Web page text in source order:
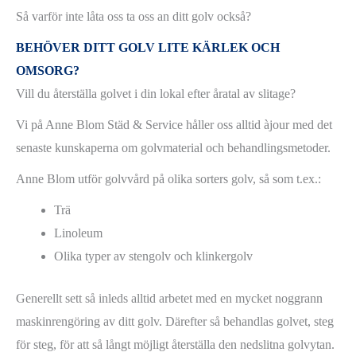
Så varför inte låta oss ta oss an ditt golv också?
BEHÖVER DITT GOLV LITE KÄRLEK OCH
OMSORG?
Vill du återställa golvet i din lokal efter åratal av slitage?
Vi på Anne Blom Städ & Service håller oss alltid àjour med det
senaste kunskaperna om golvmaterial och behandlingsmetoder.
Anne Blom utför golvvård på olika sorters golv, så som t.ex.:
Trä
Linoleum
Olika typer av stengolv och klinkergolv
Generellt sett så inleds alltid arbetet med en mycket noggrann
maskinrengöring av ditt golv. Därefter så behandlas golvet, steg
för steg, för att så långt möjligt återställa den nedslitna golvytan.